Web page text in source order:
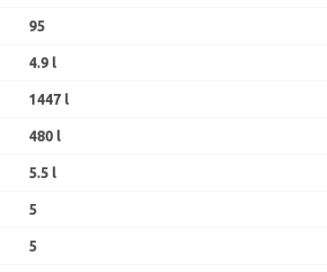
95
4.9 l
1447 l
480 l
5.5 l
5
5